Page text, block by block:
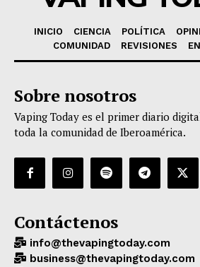
INICIO CIENCIA POLÍTICA
COMUNIDAD
REVISIONES
Sobre nosotros
Vaping Today es el primer diario
toda la comunidad de Iberoamérica.
Contáctenos
info@thevapingtoday.com
business@thevapingtoday.com